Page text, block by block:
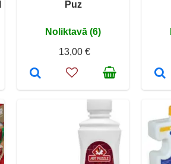
Puz
Noliktavā (6)
13,00 €